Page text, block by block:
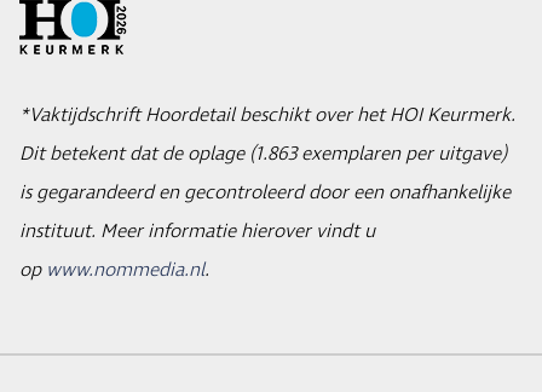
*Vaktijdschrift Hoordetail beschikt over het HOI Keurmerk.
Dit betekent dat de oplage (1.863 exemplaren per uitgave)
is gegarandeerd en gecontroleerd door een onafhankelijke
instituut. Meer informatie hierover vindt u
op www.nommedia.nl.